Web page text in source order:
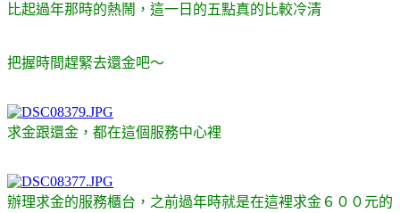
比起過年那時的熱鬧，這一日的五點真的比較冷清
把握時間趕緊去還金吧～
求金跟還金，都在這個服務中心裡
辦理求金的服務櫃台，之前過年時就是在這裡求金６００元的